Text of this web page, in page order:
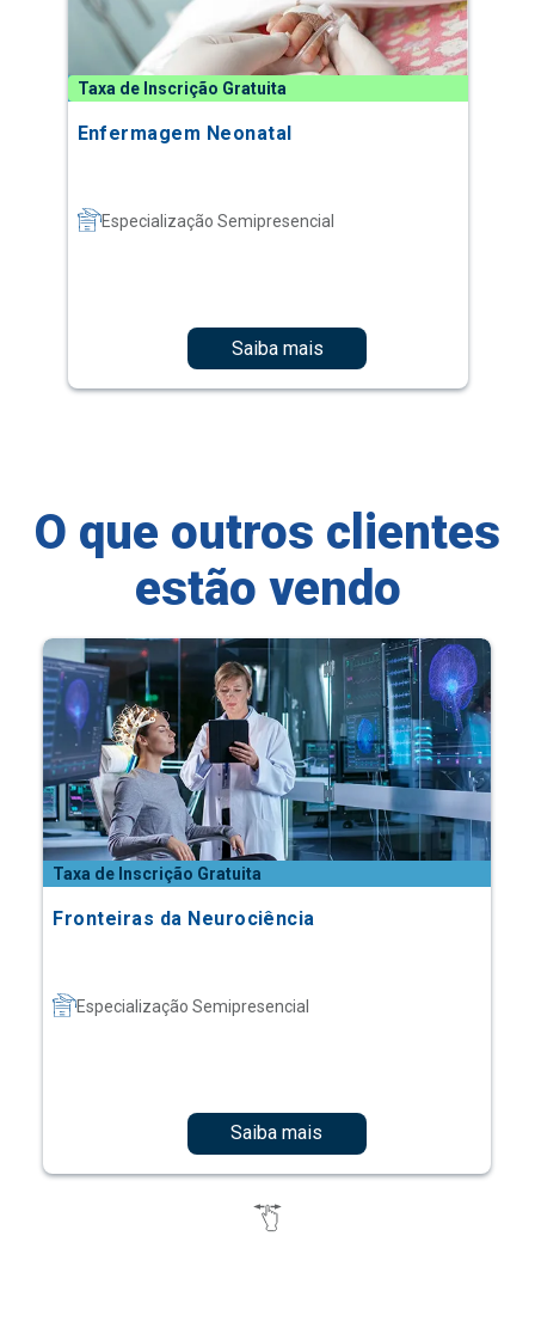
Taxa de Inscrição Gratuita
Enfermagem Neonatal
Especialização Semipresencial
Saiba mais
O que outros clientes
estão vendo
Taxa de Inscrição Gratuita
Fronteiras da Neurociência
Especialização Semipresencial
Saiba mais